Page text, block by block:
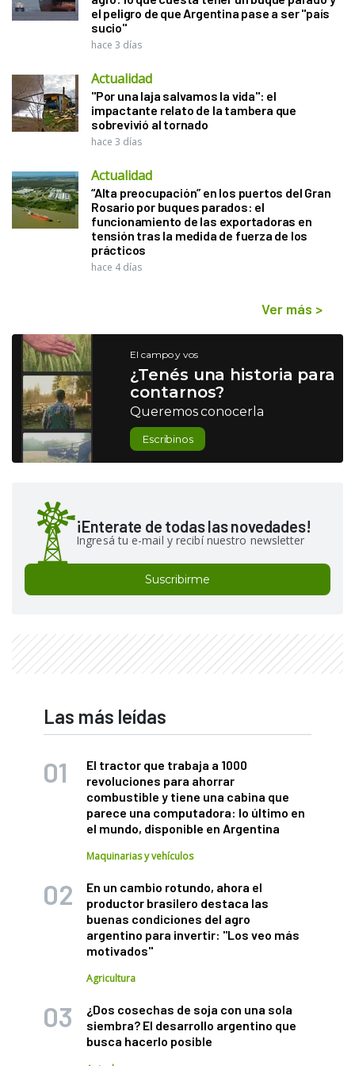
el peligro de que Argentina pase a ser "país
sucio"
hace 3 días
Actualidad
"Por una laja salvamos la vida": el
impactante relato de la tambera que
sobrevivió al tornado
hace 3 días
Actualidad
“Alta preocupación” en los puertos del Gran
Rosario por buques parados: el
funcionamiento de las exportadoras en
tensión tras la medida de fuerza de los
prácticos
hace 4 días
Ver más >
El campo y vos
¿Tenés una historia para
contarnos?
Queremos conocerla
Escribinos
¡Enterate de todas las novedades!
Ingresá tu e-mail y recibí nuestro newsletter
Suscribirme
Las más leídas
El tractor que trabaja a 1000
revoluciones para ahorrar
combustible y tiene una cabina que
parece una computadora: lo último en
el mundo, disponible en Argentina
Maquinarias y vehículos
En un cambio rotundo, ahora el
productor brasilero destaca las
buenas condiciones del agro
argentino para invertir: "Los veo más
motivados"
Agricultura
¿Dos cosechas de soja con una sola
siembra? El desarrollo argentino que
busca hacerlo posible